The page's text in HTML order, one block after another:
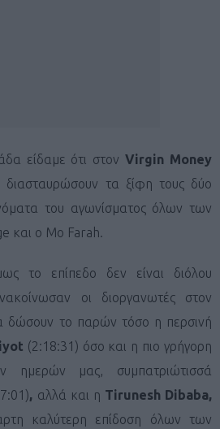
είδαμε ότι στον Virgin Money
διασταυρώσουν τα ξίφη τους δύο
του αγωνίσματος όλων των
και ο Mo Farah.
το επίπεδο δεν είναι διόλου
οι διοργανωτές στον
δώσουν το παρών τόσο η περσινή
(2:18:31) όσο και η πιο γρήγορη
ημερών μας, συμπατριώτισσά
, αλλά και η Tirunesh Dibaba,
καλύτερη επίδοση όλων των